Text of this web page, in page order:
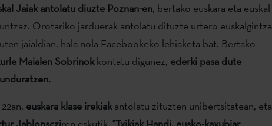
Jaiak antolatu diuzte Poznan-en, bertako euskara eta euskal
Orotariko jarduerak antolatu dituzte urtero euskalgintza
jaialdian, hala nola Facebookeko lehiaketa bat. Bertako
Maialen Sobrinokkontatu digunez, ederki pasa dute
euskara klase irekiakantolatu zituzten unibertsitatean, eta
Jablonscziren eskutik "Txikiak Handi, eusko-kaxubiar